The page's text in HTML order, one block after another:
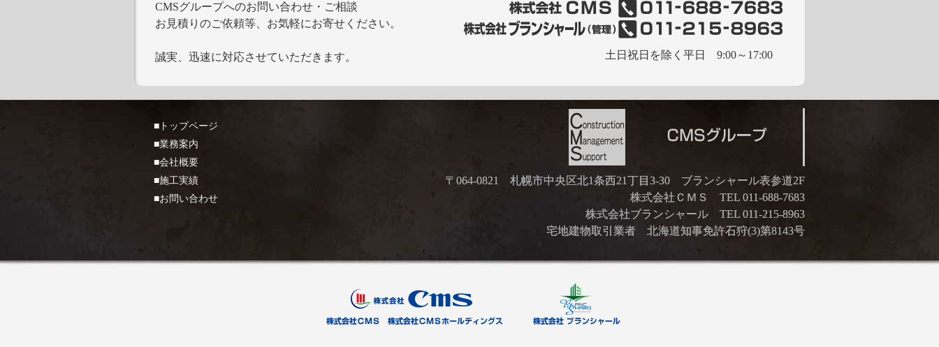
CMSグループへのお問い合わせ・ご相談
お見積りのご依頼等、お気軽にお寄せください。
誠実、迅速に対応させていただきます。 土日祝日を除く平日 9:00～17:00
■トップページ
■業務案内
■会社概要
■施工実績
■お問い合わせ
〒064-0821 札幌市中央区北1条西21丁目3-30 ブランシャール表参道2F
株式会社ＣＭＳ TEL 011-688-7683
株式会社ブランシャール TEL 011-215-8963
宅地建物取引業者 北海道知事免許石狩(3)第8143号